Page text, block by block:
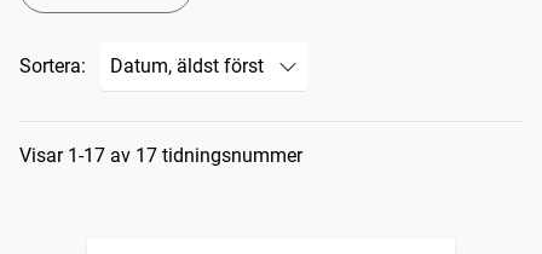
Sortera:
Sökresultat
Visar 1-17 av 17 tidningsnummer